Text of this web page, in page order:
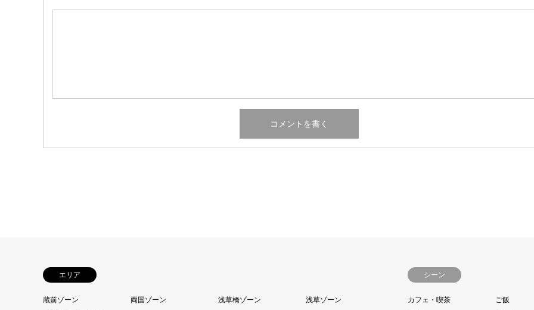
エリア
蔵前ゾーン 両国ゾーン 浅草橋ゾーン
浅草ゾーン
シーン
カフェ・喫茶 ご飯